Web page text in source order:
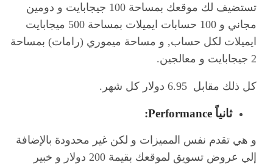
تستضيف لك موقعك بمساحة 100 جيجابايت و دومين
مجاني و 100 حسابات ايميلات بمساحة 500 ميجابايت
ايميلات لكل حساب, و مساحة ميموري (رامات) بمساحة
2 جيجابايت و معالجين.
كل ذلك مقابل 6.95 دولار كل شهر.
ثانياً Performance
:
و هي تقدم نفس المميزات و لكن غير محدودة بالإضافة
إلي عروض تسويق لموقعك بقيمة 200 دولار و خبير